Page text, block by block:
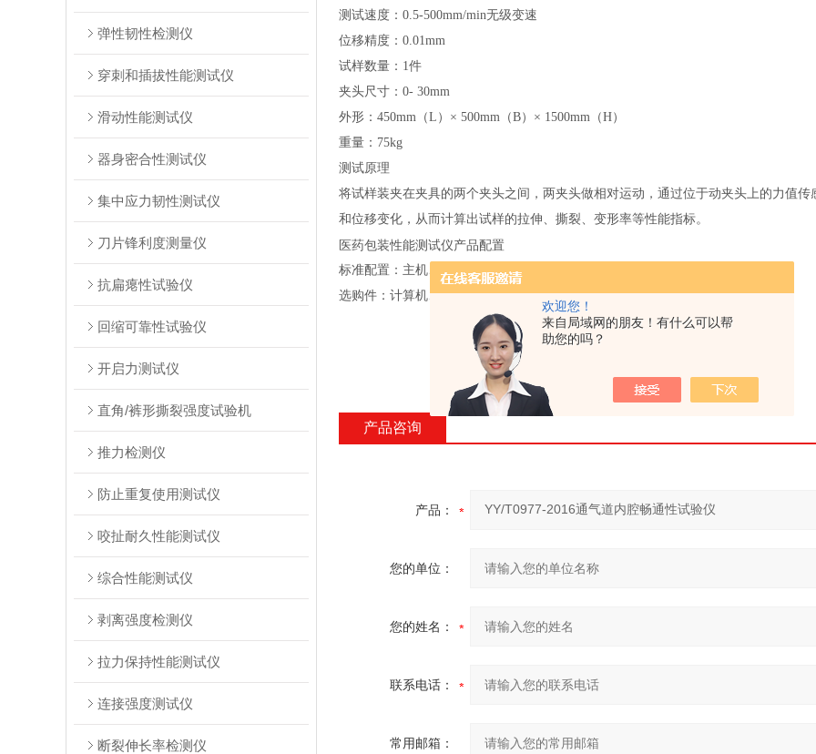
欢迎您！
来自局域网的朋友！有什么可以帮
助您的吗？
弹性韧性检测仪
穿刺和插拔性能测试仪
滑动性能测试仪
器身密合性测试仪
集中应力韧性测试仪
刀片锋利度测量仪
抗扁瘪性试验仪
回缩可靠性试验仪
开启力测试仪
直角/裤形撕裂强度试验机
推力检测仪
防止重复使用测试仪
咬扯耐久性能测试仪
综合性能测试仪
剥离强度检测仪
拉力保持性能测试仪
连接强度测试仪
断裂伸长率检测仪
测试速度： 0.5-500mm/min无级变速
位移精度：0.01mm
试样数量：1件
夹头尺寸：0- 30mm
外形：450mm（L）× 500mm（B）× 1500mm（H）
重量：75kg
测试原理
将试样装夹在夹具的两个夹头之间，两夹头做相对运动，通过位于动夹头上的力值
和位移变化，从而计算出试样的拉伸、撕裂、变形率等性能指标。
医药包装性能测试仪产品配置
标准配置：主机、标准夹具一套、专业软件、通信电缆
选购件：计算机、微型打印机（选配）、非标夹具（选配）
产品咨询
产品：
您的单位：
您的姓名：
联系电话：
常用邮箱：